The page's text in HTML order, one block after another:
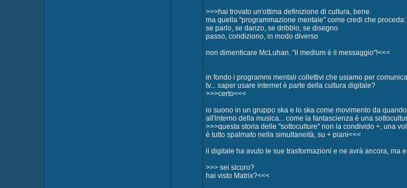
>>>hai trovato un'ottima definizione di cultura, bene.
ma quella "programmazione mentale" come credi che proceda:
se parlo, se danzo, se dribblo, se disegno
passo, condiziono, in modo diverso
non dimenticare McLuhan. "il medium è il messaggio"!<<<
in fondo i programmi mentali collettivi che usiamo per
tv... saper usare internet è parte della cultura digitale?
>>>certo<<<
io suono in un gruppo ska e lo ska come movimento da
all'interno della musica... come la fantascienza è una
>>>questa storia delle "sottoculture" non la condivido +, una
è tutto spalmato nella simultaneità, su + piani<<<
il digitale ha avuto le sue trasformazioni e ne avrà ancora, ma
>>> sei sicuro?
hai visto Matrix?<<<